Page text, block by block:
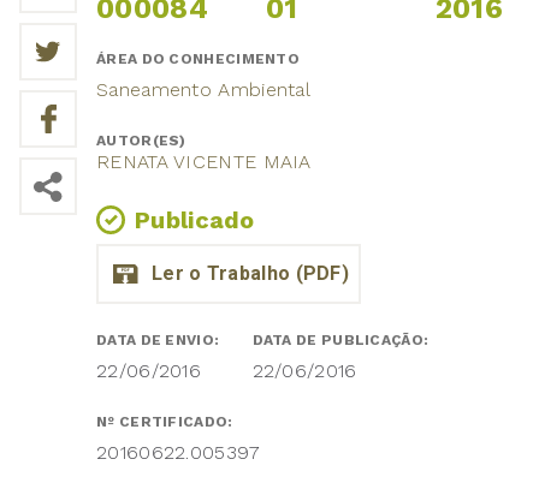
000084 01 2016
ÁREA DO CONHECIMENTO
Saneamento Ambiental
AUTOR(ES)
RENATA VICENTE MAIA
Publicado
DATA DE ENVIO:
22/06/2016
DATA DE PUBLICAÇÃO:
22/06/2016
Nº CERTIFICADO:
20160622.005397